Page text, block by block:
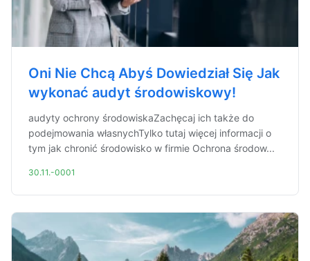
Oni Nie Chcą Abyś Dowiedział Się Jak
wykonać audyt środowiskowy!
audyty ochrony środowiskaZachęcaj ich także do
podejmowania własnychTylko tutaj więcej informacji o
tym jak chronić środowisko w firmie Ochrona środow...
30.11.-0001